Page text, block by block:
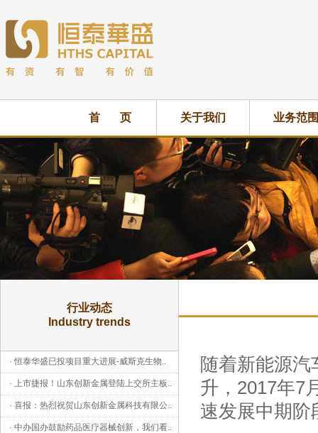
首 页 关于我们 业务范围
行业动态
Industry trends
·恒泰华盛已投项目重大进展-威斯克生物..
· 上市捷报！山东创新金属登陆上交所主板..
· 喜报：热烈祝贺山东创新金属科技有限公..
· 中办国办鼓励药品医疗器械创新，我们看..
随着新能源汽
升，2017年7
速发展中期阶